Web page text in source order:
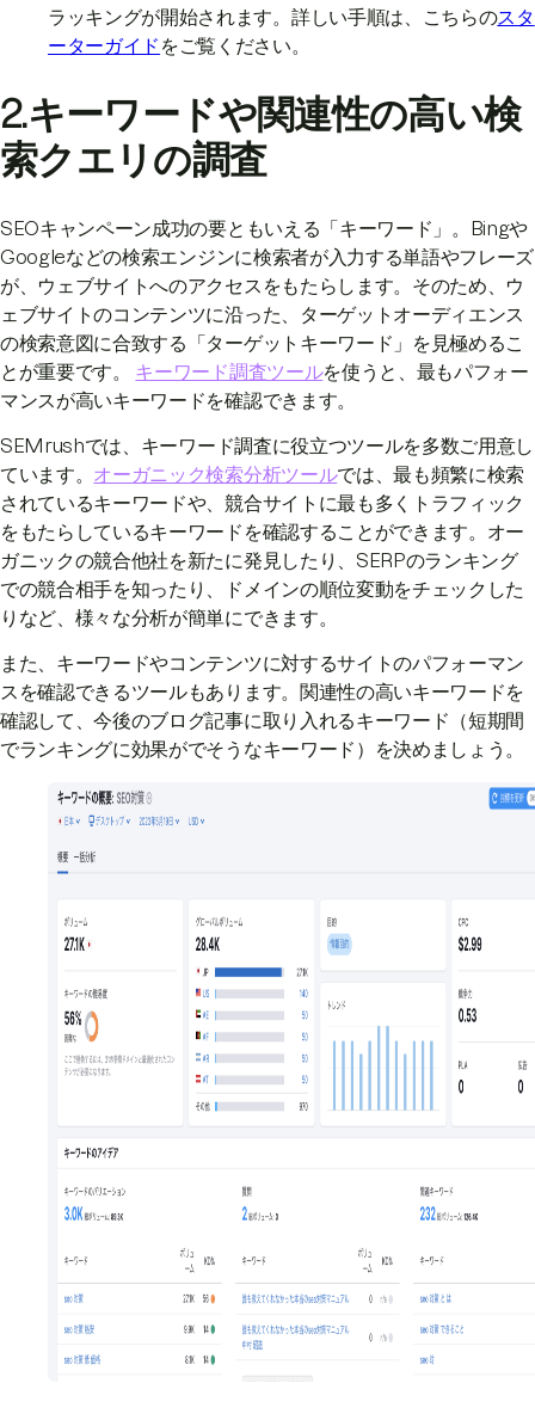
ラッキングが開始されます。詳しい手順は、こちらのスタ
ーターガイド をご覧ください。
2.キーワードや関連性の高い検
索クエリの調査
SEOキャンペーン成功の要ともいえる「キーワード」。Bingや
Googleなどの検索エンジンに検索者が入力する単語やフレーズ
が、ウェブサイトへのアクセスをもたらします。そのため、ウ
ェブサイトのコンテンツに沿った、ターゲットオーディエンス
の検索意図に合致する「ターゲットキーワード」を見極めるこ
とが重要です。 キーワード調査ツールを使うと、最もパフォー
マンスが高いキーワードを確認できます。
SEMrushでは、キーワード調査に役立つツールを多数ご用意し
ています。 オーガニック検索分析ツールでは、最も頻繁に検索
されているキーワードや、競合サイトに最も多くトラフィック
をもたらしているキーワードを確認することができます。オー
ガニックの競合他社を新たに発見したり、SERPのランキング
での競合相手を知ったり、ドメインの順位変動をチェックした
りなど、様々な分析が簡単にできます。
また、キーワードやコンテンツに対するサイトのパフォーマン
スを確認できるツールもあります。関連性の高いキーワードを
確認して、今後のブログ記事に取り入れるキーワード（短期間
でランキングに効果がでそうなキーワード）を決めましょう。